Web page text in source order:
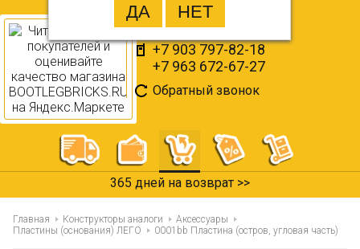
+7 903 797-82-18
+7 963 672-67-27
Обратный звонок
365 дней на возврат >>
Главная Конструкторы аналоги
Аксессуары
Пластины (основания) ЛЕГО
0001bb Пластина (остров, угловая часть)